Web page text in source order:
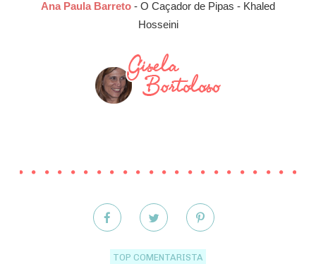
Ana Paula Barreto - O Caçador de Pipas - Khaled
Hosseini
TOP COMENTARISTA